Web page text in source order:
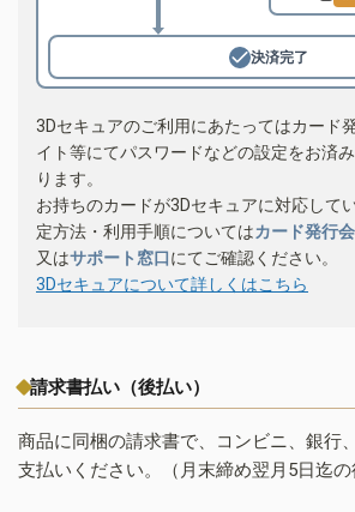
決済完了
3Dセキュアのご利用にあたってはカード
イト等にてパスワードなどの設定をお済
ります。
お持ちのカードが3Dセキュアに対応して
定方法・利用手順についてはカード発行
又はサポート窓口にてご確認ください。
3Dセキュアについて詳しくはこちら
請求書払い（後払い）
商品に同梱の請求書で、コンビニ、銀行
支払いください。（月末締め翌月5日迄の